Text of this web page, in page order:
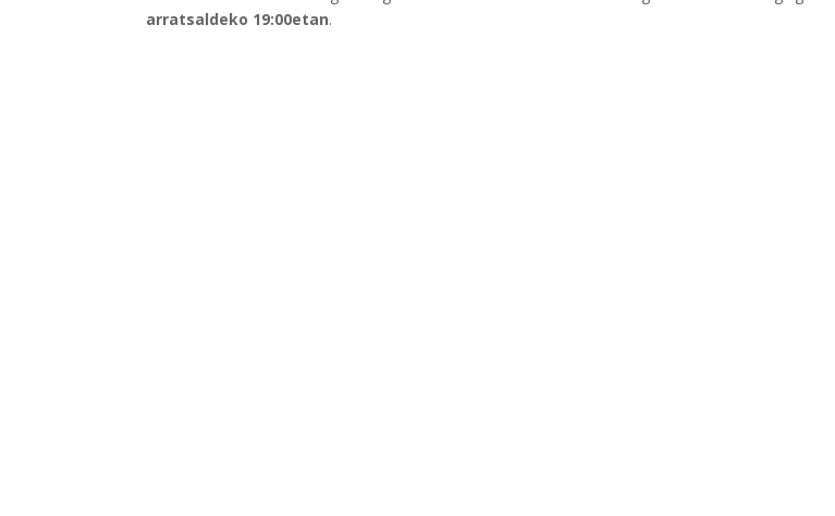
arratsaldeko 19:00etan.